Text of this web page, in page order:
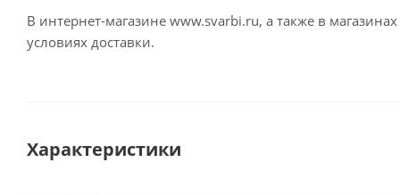
В интернет-магазине www.svarbi.ru, а также в
условиях доставки.
Характеристики